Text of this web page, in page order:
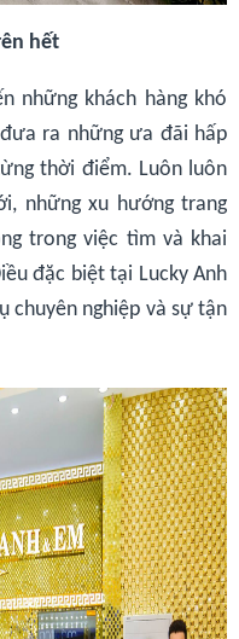
hết
những khách hàng khó
ra những ưa đãi hấp
thời điểm. Luôn luôn
những xu hướng trang
trong việc tìm và khai
đặc biệt tại Lucky Anh
chuyên nghiệp và sự tận